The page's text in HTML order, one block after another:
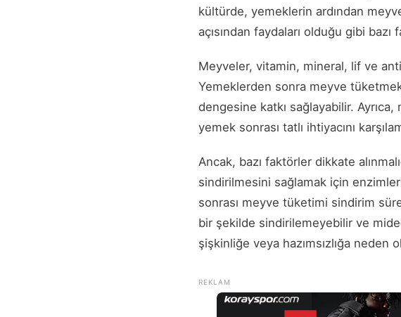
kültürde, yemeklerin ardından
açısından faydaları olduğu gibi
Meyveler, vitamin, mineral, lif ve
Yemeklerden sonra meyve
dengesine katkı sağlayabilir.
yemek sonrası tatlı ihtiyacını
Ancak, bazı faktörler dikkate
sindirilmesini sağlamak için
sonrası meyve tüketimi sindirim
bir şekilde sindirilemeyebilir ve
şişkinliğe veya hazımsızlığa neden